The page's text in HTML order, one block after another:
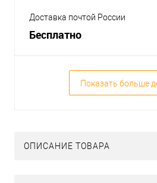
Доставка почтой России
Бесплатно
Показать больше
ОПИСАНИЕ ТОВАРА